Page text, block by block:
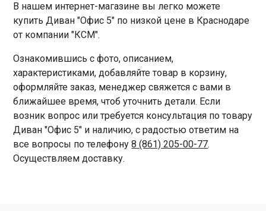
В нашем интернет-магазине вы легко можете
купить Диван "Офис 5" по низкой цене в Краснодаре
от компании "КСМ".
Ознакомившись с фото, описанием,
характеристиками, добавляйте товар в корзину,
оформляйте заказ, менеджер свяжется с вами в
ближайшее время, чтоб уточнить детали. Если
возник вопрос или требуется консультация по товару
Диван "Офис 5" и наличию, с радостью ответим на
все вопросы по телефону8 (861) 205-00-77.
Осуществляем доставку.